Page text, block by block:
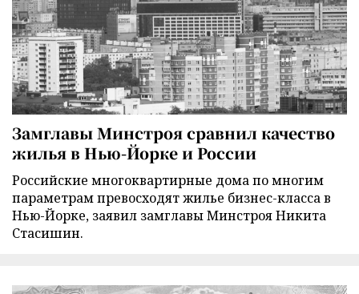
Замглавы Минстроя сравнил качество
жилья в Нью-Йорке и России
Российские многоквартирные дома по многим
параметрам превосходят жилье бизнес-класса в
Нью-Йорке, заявил замглавы Минстроя Никита
Стасишин.